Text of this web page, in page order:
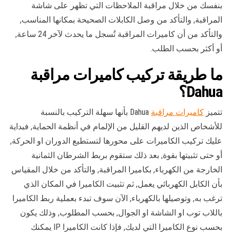
بنفسك من خلال مراقبة الملاحظات التي تظهر على شاشة
المراقبة, والتأكد من وصل الكابلات الصحيحة بمكانها المناسب,
والتأكد من أن كاميرات المراقبة تُسجل ما يحدث لآخر 24 ساعة,
أو أكثر بحسب الطلب.
ما طريقة تركيب كاميرات مراقبة
Dahua؟
تتميز كاميرات مراقبة
Dahua بأنها سهلة التركيب بالنسبة
للأشخاص الذين لديهم القليل من الإلمام في أنظمة الحماية, فبداية
عليك تركيب الكاميرات على محورها لتستطيع الدوران او الحركة,
أو حتى تثبيتها بقوة, بعد ذلك ستقوم بربط الشرطان الثمانية
الخارجة من الكهرباء, بكاميرا المراقبة, والتأكد من خلال المقياس
بأن الكابل الكهربائي يعمل, ثم تثبيت الكاميرا في المكان الذي
ترغب به, وتوصيلها بالكهرباء, الآن سوف تبدء بعملية ربط الكاميرا
باللاب توب او الشاشة او الجوال, بحسب المطلوب, وذلك يكون
بحسب نوع الكاميرا التي لديك, فإذا كانت الكاميرا IP يمكنك